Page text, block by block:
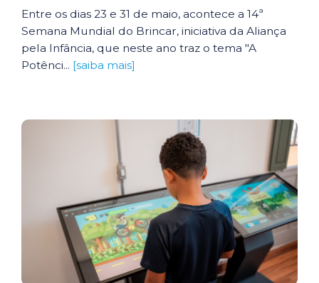
Entre os dias 23 e 31 de maio, acontece a 14ª
Semana Mundial do Brincar, iniciativa da Aliança
pela Infância, que neste ano traz o tema "A
Potênci... [saiba mais]